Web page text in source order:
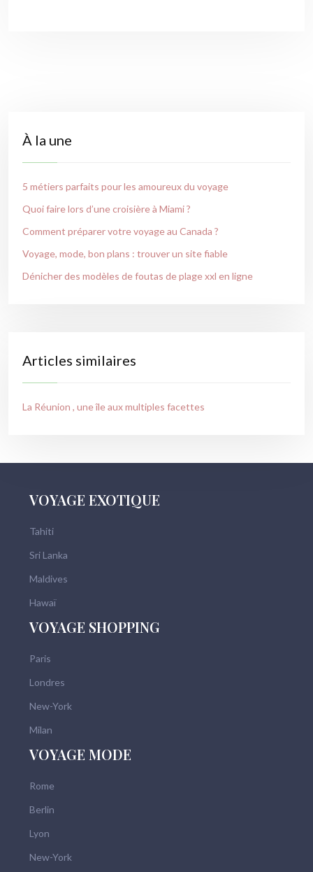
À la une
5 métiers parfaits pour les amoureux du voyage
Quoi faire lors d’une croisière à Miami ?
Comment préparer votre voyage au Canada ?
Voyage, mode, bon plans : trouver un site fiable
Dénicher des modèles de foutas de plage xxl en ligne
Articles similaires
La Réunion , une île aux multiples facettes
VOYAGE EXOTIQUE
Tahiti
Sri Lanka
Maldives
Hawaï
VOYAGE SHOPPING
Paris
Londres
New-York
Milan
VOYAGE MODE
Rome
Berlin
Lyon
New-York